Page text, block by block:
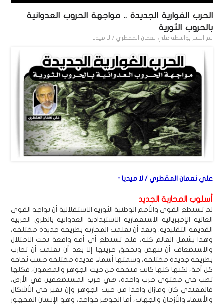
الحرب الغوارية الجديدة .. مواجهة الحروب العدوانية
بالحروب الثورية
تم النشر بواسطة علي نعمان المقطري / لا ميديا
علي نعمان المقطري / لا ميديا -
أسلوب المحاربة الجديد
لم تستطع القوى والأمم الوطنية الثورية الاستقلالية أن تواجه القوى
العاتية الإمبريالية الاستعمارية الاستبدادية العدوانية بالطرق الحربية
القديمة التقليدية. وبعد أن تعلمت المحاربة بطريقة جديدة مختلفة،
وهذا يشمل العالم كله، فلم تستطع أي أمة واقعة تحت الاحتلال
والاستضعاف أن تنهض وتحقق حريتها إلا بعد أن تعلمت أن تحارب
بطريقة جديدة مختلفة، وسمتها أسماء عديدة مختلفة حسب ثقافة
كل أمة، لكنها كلها كانت متفقة من حيث الجوهر والمضمون، فكلها
تصب في محتوى حرب واحدة، هي حرب المستضعفين في الأرض،
فالمعتدي كان ومازال واحدا من حيث الجوهر وإن تغير في الأشكال
والأسماء والأزمان والجهات، أما الجوهر فواحد، وهو الإنسان المقهور